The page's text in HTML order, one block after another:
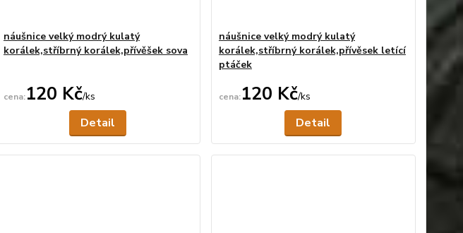
náušnice velký modrý kulatý
korálek,stříbrný korálek,přívěšek sova
120 Kč/ks
Detail
náušnice velký modrý kulatý
korálek,stříbrný korálek,přívěsek letící
ptáček
120 Kč/ks
Detail